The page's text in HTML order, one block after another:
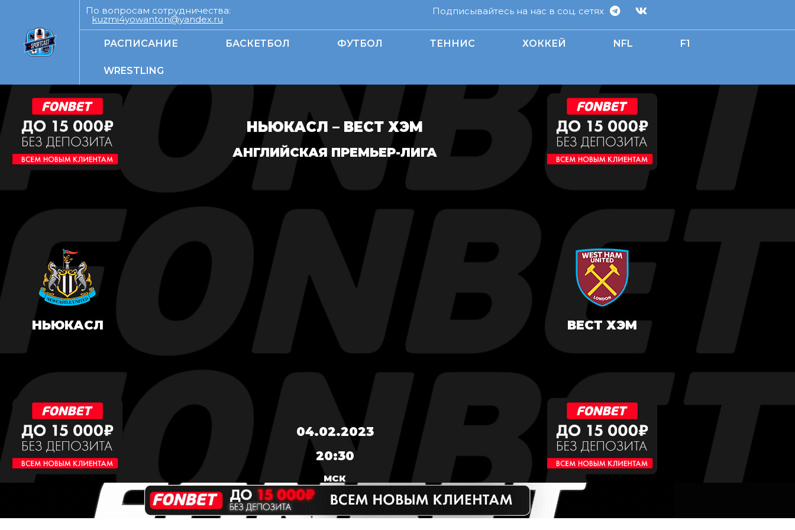
По вопросам сотрудничества:
kuzmi4yowanton@yandex.ru
Подписывайтесь на нас в соц. сетях
РАСПИСАНИЕ БАСКЕТБОЛ ФУТБОЛ ТЕННИС ХОККЕЙ NFL F1
WRESTLING
НЬЮКАСЛ
НЬЮКАСЛ – ВЕСТ ХЭМ
АНГЛИЙСКАЯ ПРЕМЬЕР-ЛИГА
04.02.2023
20:30
МСК
ВЕСТ ХЭМ